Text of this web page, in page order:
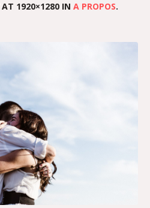
AT 1920×1280 IN A PROPOS.